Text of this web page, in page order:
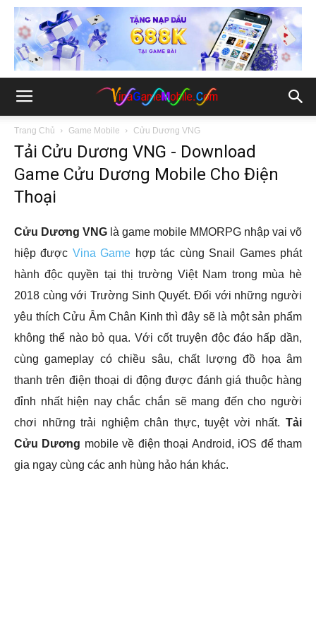
Trang Chủ Game Mobile Cửu Dương VNG
Tải Cửu Dương VNG - Download
Game Cửu Dương Mobile Cho Điện
Thoại
Cửu Dương VNG là game mobile MMORPG nhập vai võ
hiệp được Vina Game hợp tác cùng Snail Games phát
hành độc quyền tại thị trường Việt Nam trong mùa hè
2018 cùng với Trường Sinh Quyết. Đối với những người
yêu thích Cửu Âm Chân Kinh thì đây sẽ là một sản phẩm
không thể nào bỏ qua. Với cốt truyện độc đáo hấp dần,
cùng gameplay có chiều sâu, chất lượng đồ họa âm
thanh trên điện thoại di động được đánh giá thuộc hàng
đỉnh nhất hiện nay chắc chắn sẽ mang đến cho người
chơi những trải nghiệm chân thực, tuyệt vời nhất. Tải
Cửu Dương mobile về điện thoại Android, iOS để tham
gia ngay cùng các anh hùng hảo hán khác.